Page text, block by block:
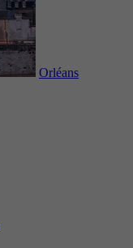
Orléans